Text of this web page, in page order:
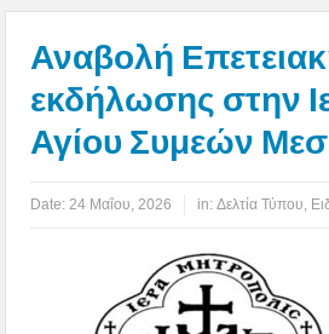
Αναβολή
εκδήλωσης στην
Αγίου Συμεών
Date: 24 Μαΐου, 2026 in:Δελτία Τύπου